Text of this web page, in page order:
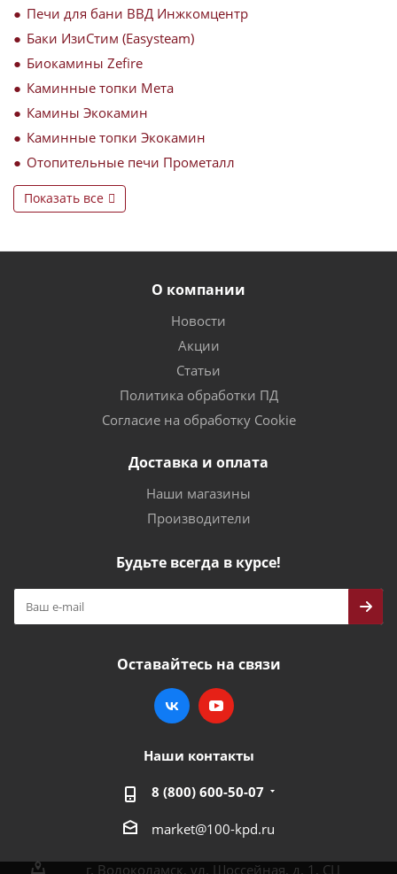
Печи для бани ВВД Инжкомцентр
Баки ИзиСтим (Easysteam)
Биокамины Zefire
Каминные топки Мета
Камины Экокамин
Каминные топки Экокамин
Отопительные печи Прометалл
Показать все
О компании
Новости
Акции
Статьи
Политика обработки ПД
Согласие на обработку Cookie
Доставка и оплата
Наши магазины
Производители
Будьте всегда в курсе!
Оставайтесь на связи
Наши контакты
8 (800) 600-50-07
market@100-kpd.ru
г. Волоколамск, ул. Шоссейная, д. 1, СЦ